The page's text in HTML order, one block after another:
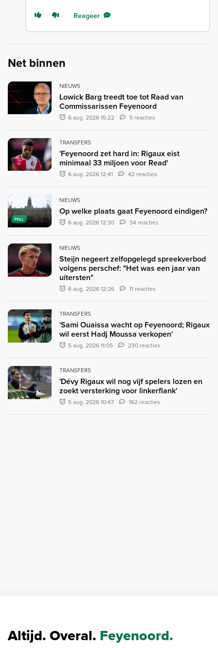
Reageer
Net binnen
NIEUWS
Lowick Barg treedt toe tot Raad van
Commissarissen Feyenoord
6 aug. 2026 15:22 5 reacties
TRANSFERS
'Feyenoord zet hard in: Rigaux eist
minimaal 33 miljoen voor Read'
6 aug. 2026 12:41 42 reacties
POLL
NIEUWS
Op welke plaats gaat Feyenoord eindigen?
6 aug. 2026 12:30 34 reacties
NIEUWS
Steijn negeert zelfopgelegd spreekverbod
volgens perschef: "Het was een jaar van
uitersten"
6 aug. 2026 12:26 11 reacties
TRANSFERS
'Sami Ouaissa wacht op Feyenoord; Rigaux
wil eerst Hadj Moussa verkopen'
5 aug. 2026 11:05 230 reacties
TRANSFERS
'Dévy Rigaux wil nog vijf spelers lozen en
zoekt versterking voor linkerflank'
5 aug. 2026 10:47 162 reacties
Altijd. Overal. Feyenoord.